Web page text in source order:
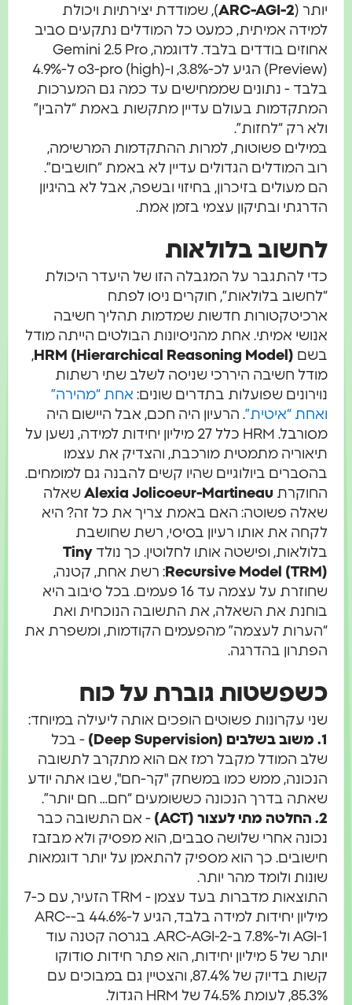
יותר (ARC-AGI-2), שמודדת יצירתיות ויכולת
למידה אמיתית, כמעט כל המודלים נתקעים סביב
אחוזים בודדים בלבד. לדוגמה, Gemini 2.5 Pro
(Preview) הגיע לכ-3.8%, ו-o3-pro (high) ל-4.9%
בלבד - נתונים שממחישים עד כמה גם המערכות
המתקדמות בעולם עדיין מתקשות באמת “להבין”
ולא רק “לחזות”.
במילים פשוטות, למרות ההתקדמות המרשימה,
רוב המודלים הגדולים עדיין לא באמת “חושבים”.
הם מעולים בזיכרון, בחיזוי ובשפה, אבל לא בהיגיון
הדרגתי ובתיקון עצמי בזמן אמת.
לחשוב בלולאות
כדי להתגבר על המגבלה הזו של היעדר היכולת
“לחשוב בלולאות”, חוקרים ניסו לפתח
ארכיטקטורות חדשות שמדמות תהליך חשיבה
אנושי אמיתי. אחת מהניסיונות הבולטים הייתה מודל
בשם HRM (Hierarchical Reasoning Model)
,
מודל חשיבה היררכי שניסה לשלב שתי רשתות
נוירונים שפועלות בתדרים שונים:אחת “מהירה”
ואחת “איטית”. הרעיון היה חכם, אבל היישום היה
מסורבל. HRM כלל 27 מיליון יחידות למידה, נשען על
תיאוריה מתמטית מורכבת, והצדיק את עצמו
בהסברים ביולוגיים שהיו קשים להבנה גם למומחים.
החוקרתAlexia Jolicoeur-Martineauשאלה
שאלה פשוטה: האם באמת צריך את כל זה? היא
לקחה את אותו רעיון בסיסי, רשת שחושבת
בלולאות, ופישטה אותו לחלוטין. כך נולדTiny
Recursive Model (TRM): רשת אחת, קטנה,
שחוזרת על עצמה עד 16 פעמים. בכל סיבוב היא
בוחנת את השאלה, את התשובה הנוכחית ואת
“הערות לעצמה” מהפעמים הקודמות, ומשפרת את
הפתרון בהדרגה.
כשפשטות גוברת על כוח
שני עקרונות פשוטים הופכים אותה ליעילה במיוחד:
- בכל
שלב המודל מקבל רמז אם הוא מתקרב לתשובה
הנכונה, ממש כמו במשחק "קר-חם", שבו אתה יודע
שאתה בדרך הנכונה כששומעים “חם… חם יותר”.
- אם התשובה כבר
נכונה אחרי שלושה סבבים, הוא מפסיק ולא מבזבז
חישובים. כך הוא מספיק להתאמן על יותר דוגמאות
שונות ולומד מהר יותר.
התוצאות מדברות בעד עצמן - TRM הזעיר, עם כ-7
מיליון יחידות למידה בלבד, הגיע ל-44.6% ב-ARC-
AGI-1 ול-7.8% ב-ARC-AGI-2. בגרסה קטנה עוד
יותר של 5 מיליון יחידות, הוא פתר חידות סודוקו
קשות בדיוק של 87.4%, והצטיין גם במבוכים עם
85.3%, לעומת 74.5% של HRM הגדול.